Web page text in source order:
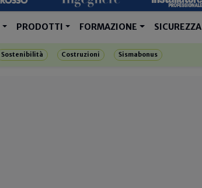
PRODOTTI FORMAZIONE SICUREZZA
Sostenibilità Costruzioni Sismabonus